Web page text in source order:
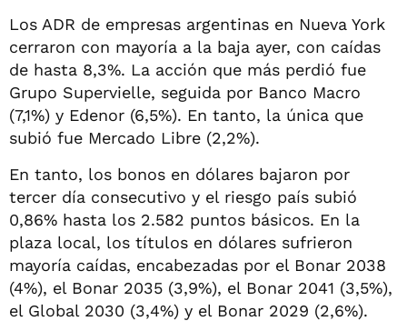
Los ADR de empresas argentinas en Nueva York
cerraron con mayoría a la baja ayer, con caídas
de hasta 8,3%. La acción que más perdió fue
Grupo Supervielle, seguida por Banco Macro
(7,1%) y Edenor (6,5%). En tanto, la única que
subió fue Mercado Libre (2,2%).
En tanto, los bonos en dólares bajaron por
tercer día consecutivo y el riesgo país subió
0,86% hasta los 2.582 puntos básicos. En la
plaza local, los títulos en dólares sufrieron
mayoría caídas, encabezadas por el Bonar 2038
(4%), el Bonar 2035 (3,9%), el Bonar 2041 (3,5%),
el Global 2030 (3,4%) y el Bonar 2029 (2,6%).